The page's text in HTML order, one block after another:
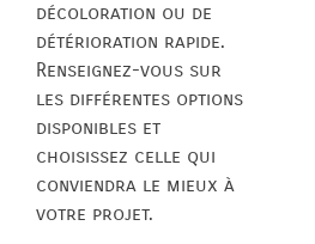
décoloration ou de
détérioration rapide.
Renseignez-vous sur
les différentes options
disponibles et
choisissez celle qui
conviendra le mieux à
votre projet.